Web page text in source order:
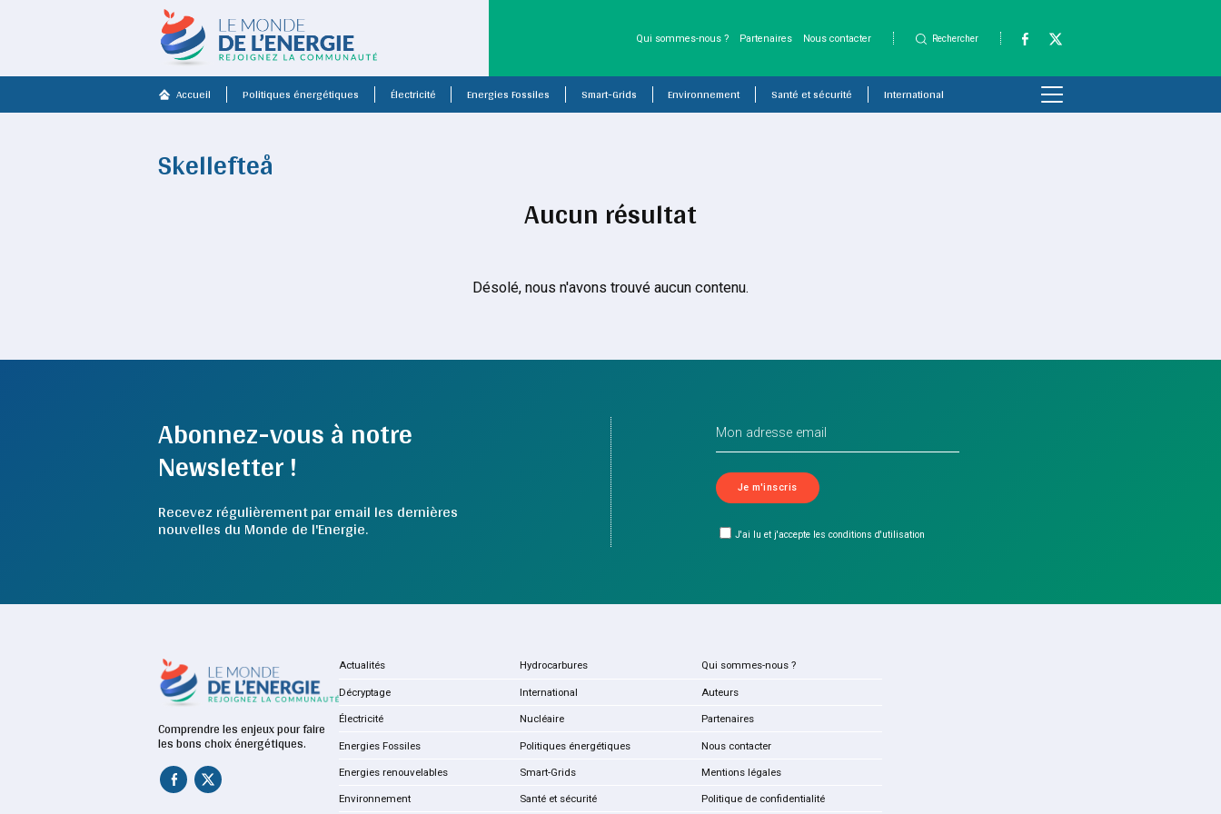
Qui sommes-nous ? Partenaires Nous contacter Rechercher
Accueil Politiques énergétiques Électricité Energies Fossiles Smart-Grids Environnement Santé et sécurité International
Skellefteå
Aucun résultat
Désolé, nous n'avons trouvé aucun contenu.
Abonnez-vous à notre
Newsletter !
Recevez régulièrement par email les dernières
nouvelles du Monde de l'Energie. J'ai lu et j'accepte les conditions d'utilisation
Comprendre les enjeux pour faire
les bons choix énergétiques.
Actualités
Décryptage
Électricité
Energies Fossiles
Energies renouvelables
Environnement
Hydrocarbures
International
Nucléaire
Politiques énergétiques
Smart-Grids
Santé et sécurité
Qui sommes-nous ?
Auteurs
Partenaires
Nous contacter
Mentions légales
Politique de confidentialité